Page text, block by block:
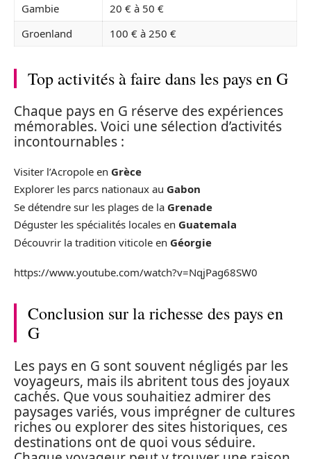
Gambie
20 € à 50 €
Groenland
100 € à 250 €
Top activités à faire dans les pays en G
Chaque pays en G réserve des expériences
mémorables. Voici une sélection d’activités
incontournables :
Visiter l’Acropole en Grèce
Explorer les parcs nationaux au Gabon
Se détendre sur les plages de la Grenade
Déguster les spécialités locales en Guatemala
Découvrir la tradition viticole en Géorgie
https://www.youtube.com/watch?v=NqjPag68SW0
Conclusion sur la richesse des pays en
G
Les pays en G sont souvent négligés par les
voyageurs, mais ils abritent tous des joyaux
cachés. Que vous souhaitiez admirer des
paysages variés, vous imprégner de cultures
riches ou explorer des sites historiques, ces
destinations ont de quoi vous séduire.